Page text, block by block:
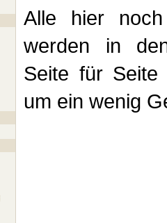
Alle hier
werden in
Seite für Seite
um ein wenig